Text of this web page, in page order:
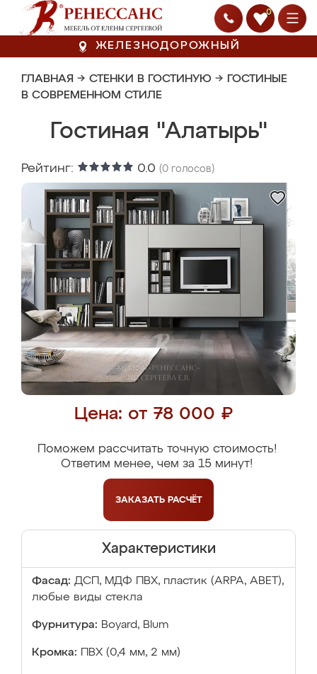
0
ЖЕЛЕЗНОДОРОЖНЫЙ
ГЛАВНАЯ → СТЕНКИ В ГОСТИНУЮ → ГОСТИНЫЕ
В СОВРЕМЕННОМ СТИЛЕ
Гостиная "Алатырь"
Рейтинг: 0.0 (0 голосов)
Цена: от 78 000 ₽
Поможем рассчитать точную стоимость!
Ответим менее, чем за 15 минут!
ЗАКАЗАТЬ РАСЧЁТ
Характеристики
Фасад: ДСП, МДФ ПВХ, пластик (ARPA, ABET),
любые виды стекла
Фурнитура: Boyard, Blum
Кромка: ПВХ (0,4 мм, 2 мм)